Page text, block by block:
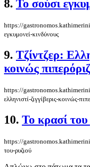
8. Το σούσι
https://
εγκυμονεί-κινδύνους
9. Τζίντζερ:
κοινώς
https://
ελληνιστί-ζιγγίβερις-κοινώς-
10. Το κρασί του
https://
του-ρυζιού